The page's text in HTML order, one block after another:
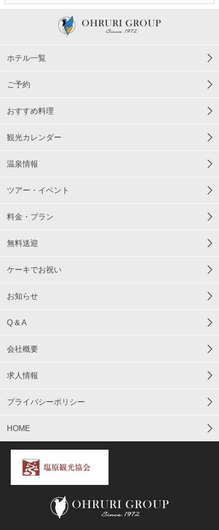
ホテル一覧
ご予約
おすすめ料理
観光カレンダー
温泉情報
ツアー・イベント
料金・プラン
無料送迎
ケーキでお祝い
お知らせ
Q & A
会社概要
求人情報
プライバシーポリシー
HOME